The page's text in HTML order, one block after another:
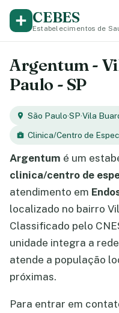
CEBES
Estabelecimentos de
Argentum -
Paulo - SP
São Paulo·SP·Vila
Clinica/Centro de
Argentum é um
clinica/centro de
atendimento em
localizado no bairro
Classificado pelo
unidade integra a
atende a população
próximas.
Para entrar em